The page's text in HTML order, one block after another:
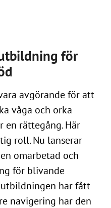
för
avgörande för att
våga och orka
en rättegång. Här
roll. Nu lanserar
omarbetad och
för blivande
har fått
navigering har den